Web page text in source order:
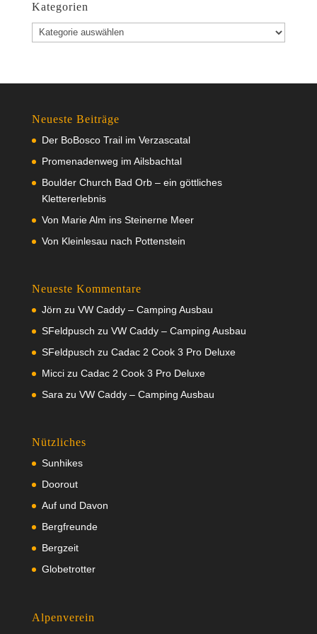
Kategorien
Kategorien
Neueste Beiträge
Der BoBosco Trail im Verzascatal
Promenadenweg im Ailsbachtal
Boulder Church Bad Orb – ein göttliches
Klettererlebnis
Von Marie Alm ins Steinerne Meer
Von Kleinlesau nach Pottenstein
Neueste Kommentare
Jörn zu VW Caddy – Camping Ausbau
SFeldpusch zu VW Caddy – Camping Ausbau
SFeldpusch zu Cadac 2 Cook 3 Pro Deluxe
Miccizu Cadac 2 Cook 3 Pro Deluxe
Sarazu VW Caddy – Camping Ausbau
Nützliches
Sunhikes
Doorout
Auf und Davon
Bergfreunde
Bergzeit
Globetrotter
Alpenverein